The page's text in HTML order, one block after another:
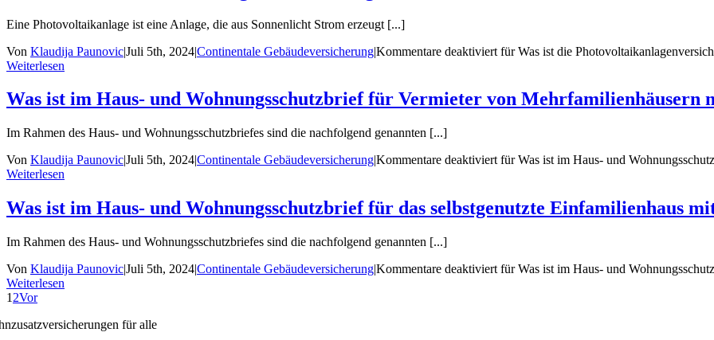
Eine Photovoltaikanlage ist eine Anlage, die aus Sonnenlicht Strom erzeugt [...]
Von Klaudija Paunovic|Juli 5th, 2024|Continentale Gebäudeversicherung|Kommentare deaktiviert für Was ist die
Weiterlesen
Was ist im Haus- und Wohnungsschutzbrief für Vermieter von Mehrfamilienhäusern
Im Rahmen des Haus- und Wohnungsschutzbriefes sind die nachfolgend genannten [...]
Von Klaudija Paunovic|Juli 5th, 2024|Continentale Gebäudeversicherung|Kommentare deaktiviert für Was ist im Haus- und
Weiterlesen
Was ist im Haus- und Wohnungsschutzbrief für das selbstgenutzte Einfamilienhaus
Im Rahmen des Haus- und Wohnungsschutzbriefes sind die nachfolgend genannten [...]
Von Klaudija Paunovic|Juli 5th, 2024|Continentale Gebäudeversicherung|Kommentare deaktiviert für Was ist im Haus- und
Weiterlesen
1 2Vor
für alle